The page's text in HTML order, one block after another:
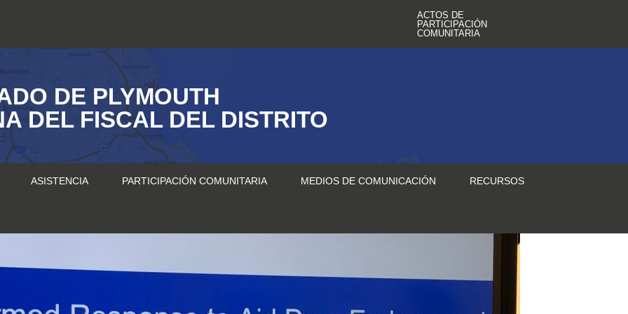
ACTOS DE
PARTICIPACIÓN
COMUNITARIA
DE PLYMOUTH
DEL FISCAL DEL DISTRITO
ASISTENCIA PARTICIPACIÓN COMUNITARIA MEDIOS DE COMUNICACIÓN RECURSOS